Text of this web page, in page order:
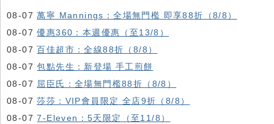
08-07萬寧 Mannings：全場無門檻 即享88折（8/8）
08-07優惠360：本週優惠（至13/8）
08-07百佳超市：全線88折（8/8）
08-07包點先生：新登場 手工煎餅
08-07 屈臣氏：全場無門檻88折（8/8）
08-07莎莎：VIP會員限定 全店9折（8/8）
08-077-Eleven：5天限定（至11/8）